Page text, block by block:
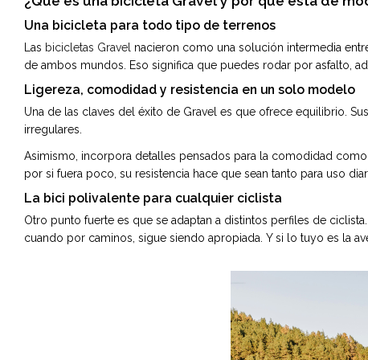
Una bicicleta para todo tipo de terrenos
Las bicicletas Gravel nacieron como una solución intermedia
de ambos mundos. Eso significa que puedes rodar por asfalto,
Ligereza, comodidad y resistencia en un solo modelo
Una de las claves del éxito de Gravel es que ofrece equilibrio.
irregulares.
Asimismo, incorpora detalles pensados para la comodidad
por si fuera poco, su resistencia hace que sean tanto para uso
La bici polivalente para cualquier ciclista
Otro punto fuerte es que se adaptan a distintos perfiles de
cuando por caminos, sigue siendo apropiada. Y si lo tuyo es la